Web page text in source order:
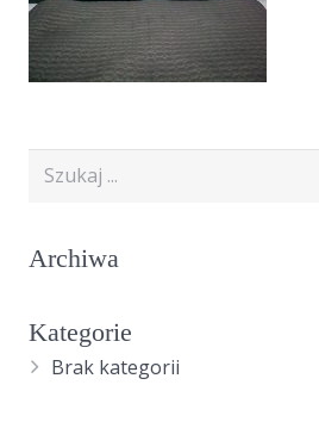
Archiwa
Kategorie
Brak kategorii